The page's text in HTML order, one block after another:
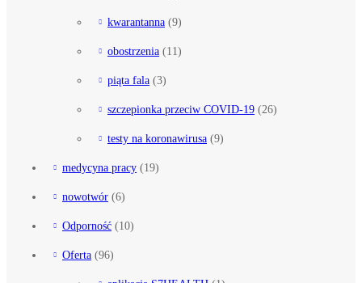
kwarantanna (9)
obostrzenia (11)
piąta fala (3)
szczepionka przeciw COVID-19 (26)
testy na koronawirusa (9)
medycyna pracy (19)
nowotwór (6)
Odporność (10)
Oferta (96)